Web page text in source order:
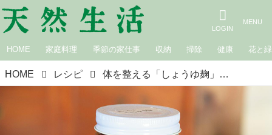
HOME 家庭料理 季節の家仕事 収納 掃除 健康 花と緑
HOME レシピ 体を整える「しょうゆ麹」のつくり方“米麹としょうゆ”でつくる万能調味料／自然派医師・本間真二郎先生の手づくりのお手当て